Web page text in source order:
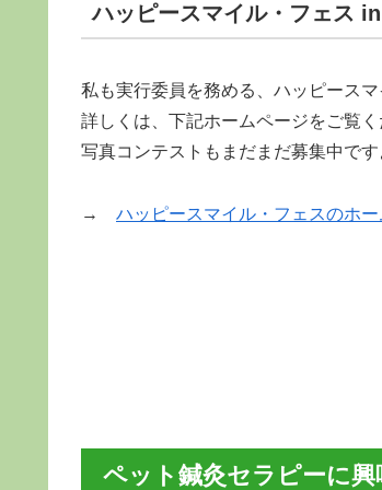
ハッピースマイル・フェス
私も実行委員を務める、ハッピース
詳しくは、下記ホームページをご覧く
写真コンテストもまだまだ募集中です
→ ハッピースマイル・フェスのホ
ペット鍼灸セラピーに